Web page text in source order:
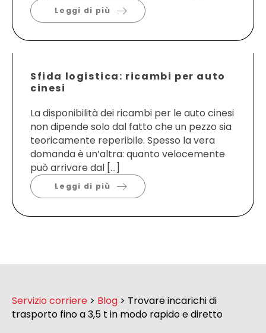
Leggi di più
Sfida logistica: ricambi per auto
cinesi
La disponibilità dei ricambi per le auto cinesi
non dipende solo dal fatto che un pezzo sia
teoricamente reperibile. Spesso la vera
domanda è un’altra: quanto velocemente
può arrivare dal […]
Leggi di più
Servizio corriere > Blog > Trovare incarichi di
trasporto fino a 3,5 t in modo rapido e diretto